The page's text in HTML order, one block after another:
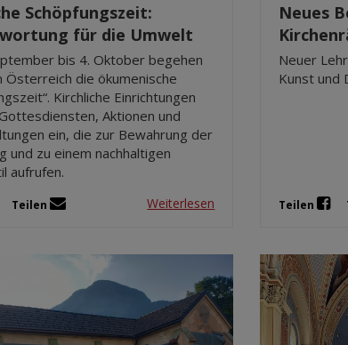
Schöpfungszeit:
für die Umwelt
bis 4. Oktober begehen
Österreich die ökumenische
Kirchliche Einrichtungen
Aktionen und
ein, die zur Bewahrung der
und zu einem nachhaltigen
aufrufen.
Teilen Weiterlesen
Neues
Neuer
Kunst und
Teilen